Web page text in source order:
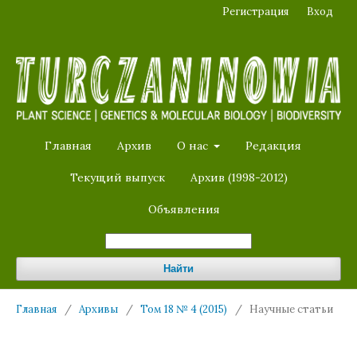
Главная Архив О нас Редакция
Текущий выпуск Архив (1998-2012)
Объявления
Найти
Регистрация Вход
Главная / Архивы / Том 18 № 4 (2015) / Научные статьи